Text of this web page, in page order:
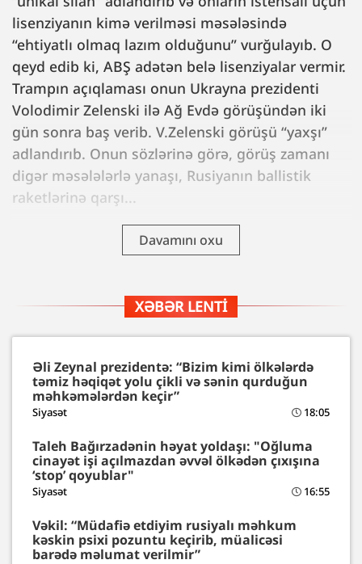
lisenziyanın kimə verilməsi məsələsində
“ehtiyatlı olmaq lazım olduğunu” vurğulayıb. O
qeyd edib ki, ABŞ adətən belə lisenziyalar vermir.
Trampın açıqlaması onun Ukrayna prezidenti
Volodimir Zelenski ilə Ağ Evdə görüşündən iki
gün sonra baş verib. V.Zelenski görüşü “yaxşı”
adlandırıb. Onun sözlərinə görə, görüş zamanı
digər məsələlərlə yanaşı, Rusiyanın ballistik
raketlərinə qarşı...
Davamını oxu
XƏBƏR LENTI
Əli Zeynal prezidentə: “Bizim kimi ölkələrdə
təmiz həqiqət yolu çikli və sənin qurduğun
məhkəmələrdən keçir”
Siyasət 18:05
Taleh Bağırzadənin həyat yoldaşı: "Oğluma
cinayət işi açılmazdan əvvəl ölkədən çıxışına
‘stop’ qoyublar"
Siyasət 16:55
Vəkil: “Müdafiə etdiyim rusiyalı məhkum
kəskin psixi pozuntu keçirib, müalicəsi
barədə məlumat verilmir”